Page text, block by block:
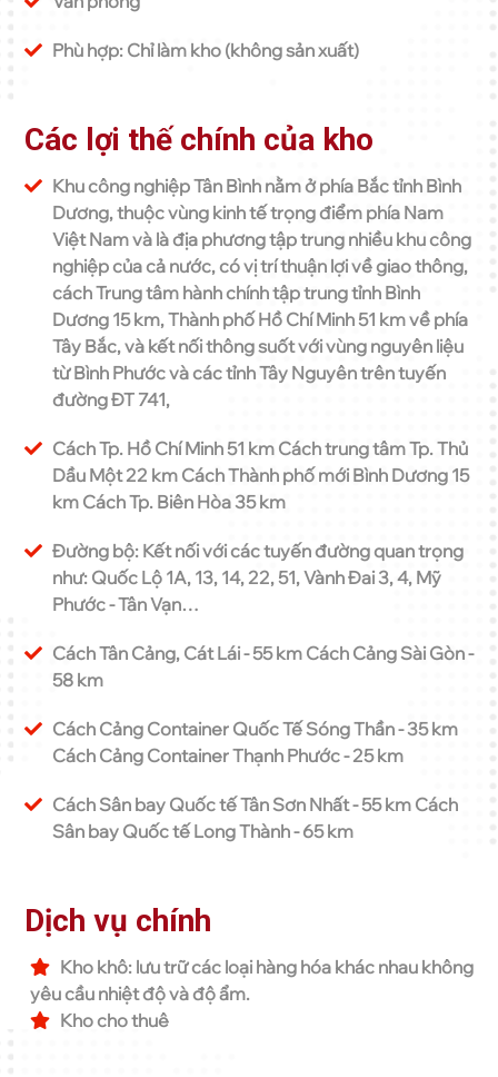
Phù hợp: Chỉ làm kho (không sản xuất)
Các lợi thế chính của kho
Khu công nghiệp Tân Bình nằm ở phía Bắc tỉnh Bình
Dương, thuộc vùng kinh tế trọng điểm phía Nam
Việt Nam và là địa phương tập trung nhiều khu công
nghiệp của cả nước, có vị trí thuận lợi về giao thông,
cách Trung tâm hành chính tập trung tỉnh Bình
Dương 15 km, Thành phố Hồ Chí Minh 51 km về phía
Tây Bắc, và kết nối thông suốt với vùng nguyên liệu
từ Bình Phước và các tỉnh Tây Nguyên trên tuyến
đường ĐT 741,
Cách Tp. Hồ Chí Minh 51 km Cách trung tâm Tp. Thủ
Dầu Một 22 km Cách Thành phố mới Bình Dương 15
km Cách Tp. Biên Hòa 35 km
Đường bộ: Kết nối với các tuyến đường quan trọng
như: Quốc Lộ 1A, 13, 14, 22, 51, Vành Đai 3, 4, Mỹ
Phước - Tân Vạn…
Cách Tân Cảng, Cát Lái - 55 km Cách Cảng Sài Gòn -
58 km
Cách Cảng Container Quốc Tế Sóng Thần - 35 km
Cách Cảng Container Thạnh Phước - 25 km
Cách Sân bay Quốc tế Tân Sơn Nhất - 55 km Cách
Sân bay Quốc tế Long Thành - 65 km
Dịch vụ chính
Kho khô: lưu trữ các loại hàng hóa khác nhau không
yêu cầu nhiệt độ và độ ẩm.
Kho cho thuê